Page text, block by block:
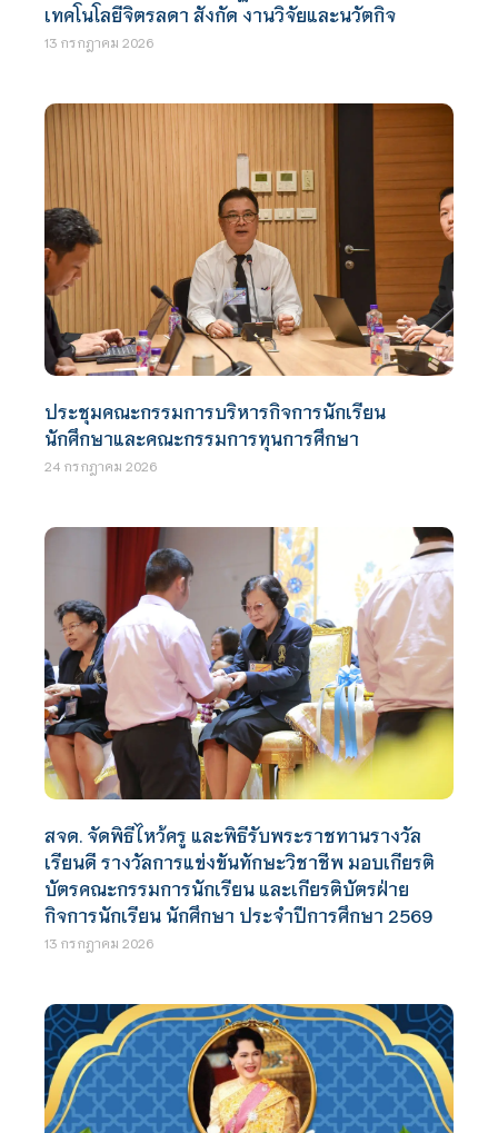
เทคโนโลยีจิตรลดา สังกัด งานวิจัยและนวัตกิจ
13 กรกฎาคม 2026
ประชุมคณะกรรมการบริหารกิจการนักเรียน
นักศึกษาและคณะกรรมการทุนการศึกษา
24 กรกฎาคม 2026
สจด. จัดพิธีไหว้ครู และพิธีรับพระราชทานรางวัล
เรียนดี รางวัลการแข่งขันทักษะวิชาชีพ มอบเกียรติ
บัตรคณะกรรมการนักเรียน และเกียรติบัตรฝ่าย
กิจการนักเรียน นักศึกษา ประจำปีการศึกษา 2569
13 กรกฎาคม 2026